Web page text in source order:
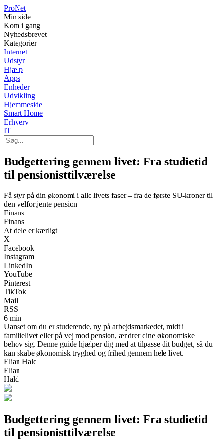
ProNet
Min side
Kom i gang
Nyhedsbrevet
Kategorier
Internet
Udstyr
Hjælp
Apps
Enheder
Udvikling
Hjemmeside
Smart Home
Erhverv
IT
Budgettering gennem livet: Fra studietid
til pensionisttilværelse
Få styr på din økonomi i alle livets faser – fra de første SU-kroner til
den velfortjente pension
Finans
Finans
At dele er kærligt
X
Facebook
Instagram
LinkedIn
YouTube
Pinterest
TikTok
Mail
RSS
6 min
Uanset om du er studerende, ny på arbejdsmarkedet, midt i
familielivet eller på vej mod pension, ændrer dine økonomiske
behov sig. Denne guide hjælper dig med at tilpasse dit budget, så du
kan skabe økonomisk tryghed og frihed gennem hele livet.
Elian Hald
Elian
Hald
Budgettering gennem livet: Fra studietid
til pensionisttilværelse